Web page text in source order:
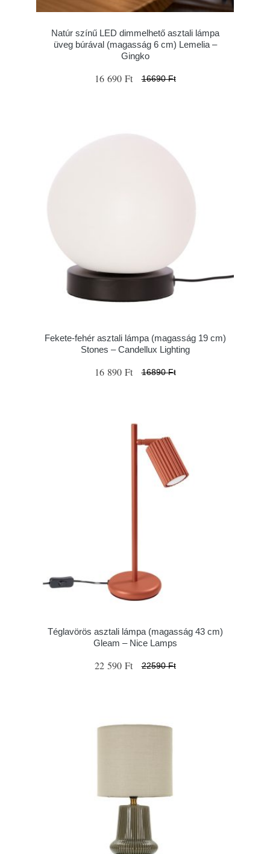
Natúr színű LED dimmelhető asztali lámpa
üveg búrával (magasság 6 cm) Lemelia –
Gingko
16 690 Ft 16690 Ft
Fekete-fehér asztali lámpa (magasság 19 cm)
Stones – Candellux Lighting
16 890 Ft 16890 Ft
Téglavörös asztali lámpa (magasság 43 cm)
Gleam – Nice Lamps
22 590 Ft 22590 Ft